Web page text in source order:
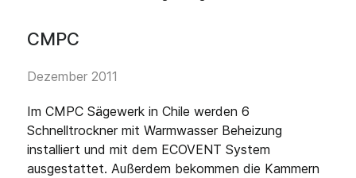
CMPC
Dezember 2011
Im CMPC Sägewerk in Chile werden 6
Schnelltrockner mit Warmwasser Beheizung
installiert und mit dem ECOVENT System
ausgestattet. Außerdem bekommen die Kammern